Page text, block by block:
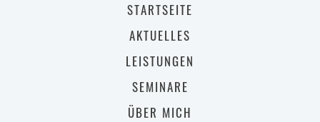
STARTSEITE
AKTUELLES
LEISTUNGEN
SEMINARE
ÜBER MICH